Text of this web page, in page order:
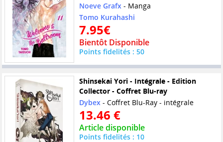
Noeve Grafx- Manga
Tomo Kurahashi
7.95€
Bientôt Disponible
Points fidelités : 50
Shinsekai Yori - Intégrale - Edition
Collector - Coffret Blu-ray
Dybex - Coffret Blu-Ray - intégrale
13.46 €
Article disponible
Points fidelités : 10